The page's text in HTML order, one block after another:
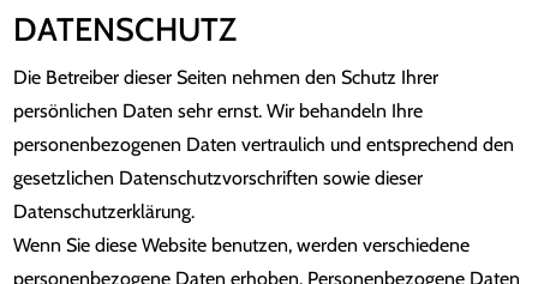
DATENSCHUTZ
Die Betreiber dieser Seiten nehmen den Schutz Ihrer
persönlichen Daten sehr ernst. Wir behandeln Ihre
personenbezogenen Daten vertraulich und entsprechend den
gesetzlichen Datenschutzvorschriften sowie dieser
Datenschutzerklärung.
Wenn Sie diese Website benutzen, werden verschiedene
personenbezogene Daten erhoben. Personenbezogene Daten